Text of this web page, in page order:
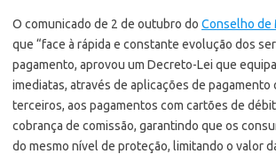
O comunicado de 2 de outubro do Conselho de
que “face à rápida e constante evolução dos
pagamento, aprovou um Decreto-Lei que
imediatas, através de aplicações de pagamento
terceiros, aos pagamentos com cartões de
cobrança de comissão, garantindo que os
do mesmo nível de proteção, limitando o valor